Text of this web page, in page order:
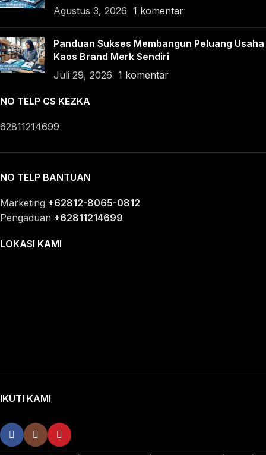
Agustus 3, 2026 1 komentar
Panduan Sukses Membangun Peluang Usaha
Kaos Brand Merk Sendiri
Juli 29, 2026 1 komentar
NO TELP CS KEZKA
62811214699
NO TELP BANTUAN
Marketing +62812-8065-0812
Pengaduan +62811214699
LOKASI KAMI
IKUTI KAMI